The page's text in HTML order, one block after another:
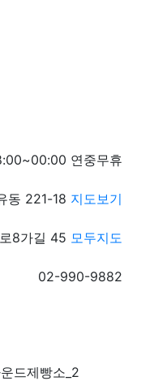
연중무휴
동 221-18 지도보기
8가길 45 모두지도
02-990-9882